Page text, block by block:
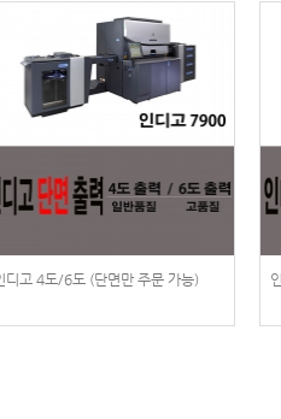
디고 4도/6도 (단면만 주문 가능)